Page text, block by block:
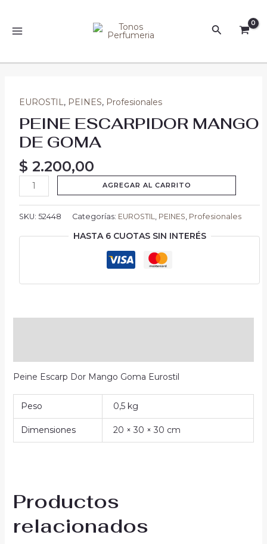
contenido
MENU
Buscar
EUROSTIL , PEINES, Profesionales
PEINE ESCARPIDOR MANGO
DE GOMA
$ 2.200,00
ESCARPIDOR
DE
GOMA
AGREGAR AL CARRITO
SKU: 52448 Categorías: EUROSTIL PEINES Profesionales
HASTA 6 CUOTAS SIN INTERÉS
Peine Escarp Dor Mango Goma Eurostil
Peso 0,5 kg
Dimensiones 20 × 30 × 30 cm
Productos
relacionados